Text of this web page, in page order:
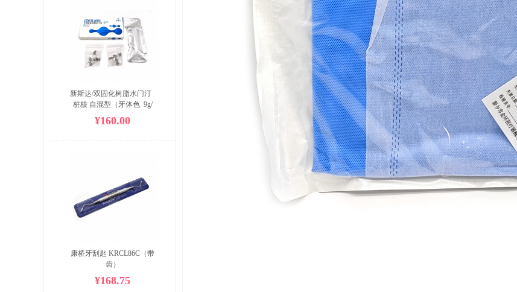
新斯达/双固化树脂水门汀
桩核 自混型（牙体色  9g/
支）
¥160.00
康桥牙刮匙 KRCL86C（带
齿）
¥168.75